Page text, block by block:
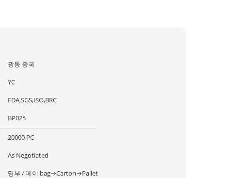
광동 중국
YC
FDA,SGS,ISO,BRC
BP025
20000 PC
As Negotiated
명부 / 페이 bag→Carton→Pallet